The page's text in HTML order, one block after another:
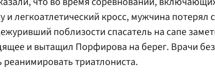
и легкоатлетический кросс, мужчина потерял
поблизости спасатель на сапе
и вытащил Порфирова на берег. Врачи
реанимировать триатлониста.